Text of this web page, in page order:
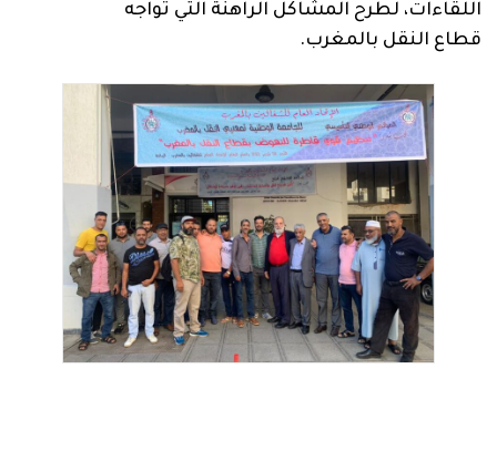
اللقاءات، لطرح المشاكل الراهنة التي تواجه
قطاع النقل بالمغرب.